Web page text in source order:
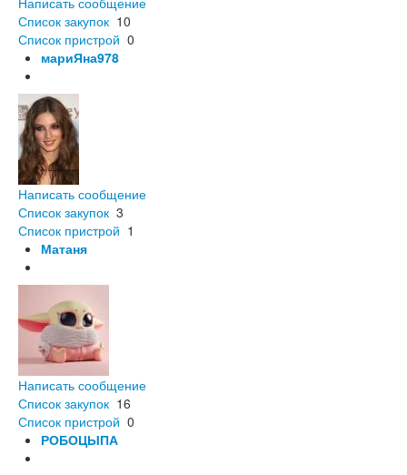
Список закупок 10
Список пристрой 0
мариЯна978
Написать сообщение
Список закупок 3
Список пристрой 1
Матаня
Написать сообщение
Список закупок 16
Список пристрой 0
РОБОЦЫПА